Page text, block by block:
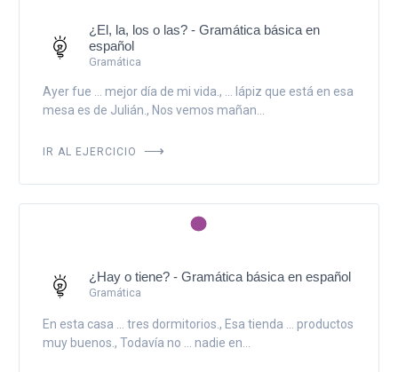
¿El, la, los o las? - Gramática básica en
español
Gramática
Ayer fue ... mejor día de mi vida., ... lápiz que está en esa
mesa es de Julián., Nos vemos mañan...
IR AL EJERCICIO
¿Hay o tiene? - Gramática básica en español
Gramática
En esta casa ... tres dormitorios., Esa tienda ... productos
muy buenos., Todavía no ... nadie en...